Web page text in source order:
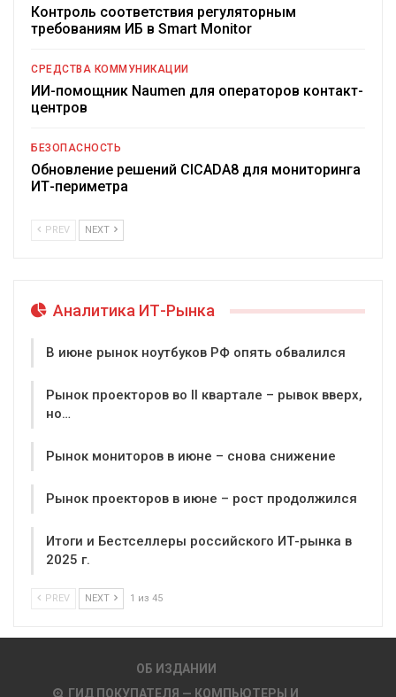
Контроль соответствия регуляторным
требованиям ИБ в Smart Monitor
СРЕДСТВА КОММУНИКАЦИИ
ИИ-помощник Naumen для операторов контакт-
центров
БЕЗОПАСНОСТЬ
Обновление решений CICADA8 для мониторинга
ИТ-периметра
PREV NEXT
Аналитика ИТ-Рынка
В июне рынок ноутбуков РФ опять обвалился
Рынок проекторов во II квартале – рывок вверх,
но…
Рынок мониторов в июне – снова снижение
Рынок проекторов в июне – рост продолжился
Итоги и Бестселлеры российского ИТ-рынка в
2025 г.
PREV NEXT 1 из 45
ОБ ИЗДАНИИ
ГИД ПОКУПАТЕЛЯ — КОМПЬЮТЕРЫ И